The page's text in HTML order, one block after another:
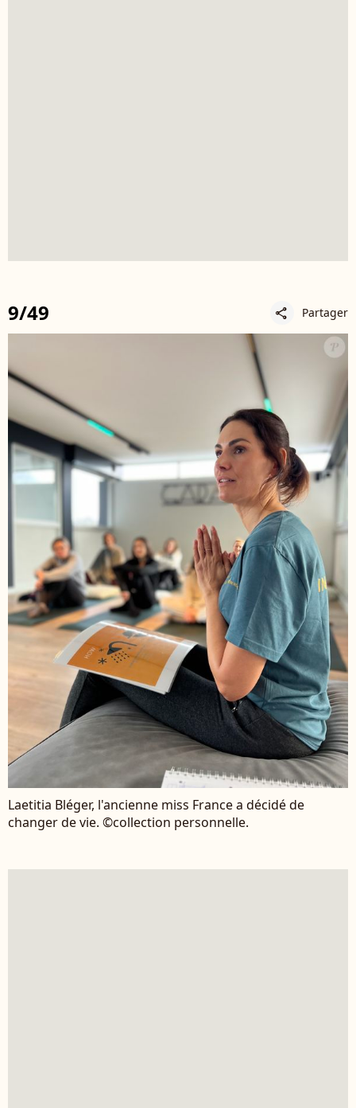
9/49 share Partager
Laetitia Bléger, l'ancienne miss France a décidé de
changer de vie. ©collection personnelle.